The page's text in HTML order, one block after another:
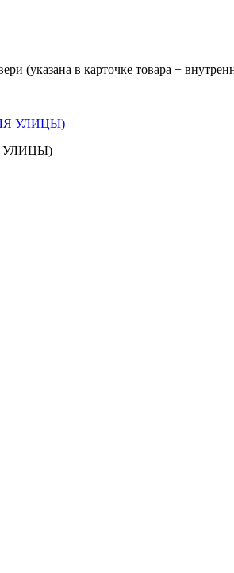
(указана в карточке товара +
УЛИЦЫ)